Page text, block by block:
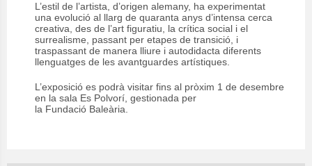
L’estil de l’artista, d’origen alemany, ha experimentat
una evolució al llarg de quaranta anys d’intensa cerca
creativa, des de l’art figuratiu, la crítica social i el
surrealisme, passant per etapes de transició, i
traspassant de manera lliure i autodidacta diferents
llenguatges de les avantguardes artístiques.
L’exposició es podrà visitar fins al pròxim 1 de desembre
en la sala Es Polvorí, gestionada per
la Fundació Baleària.